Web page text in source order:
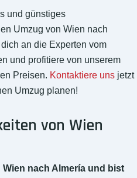
und günstiges
Umzug von Wien nach
an die Experten vom
und profitiere von unserem
Preisen. Kontaktiere uns jetzt
Umzug planen!
von Wien
nach Almería und bist